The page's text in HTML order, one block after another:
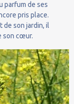
parfum de ses
pris place.
de son jardin, il
son cœur.